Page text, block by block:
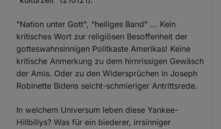
"Nation unter Gott", "heiliges Band" ... Kein
kritisches Wort zur religiösen Besoffenheit der
gotteswahnsinnigen Politkaste Amerikas! Keine
kritische Anmerkung zu dem hirnrissigen Gewäsch
der Amis. Oder zu den Widersprüchen in Joseph
Robinette Bidens seicht-schmieriger Antrittsrede.
In welchem Universum leben diese Yankee-
Hillbillys? Was für ein biederer, irrsinniger